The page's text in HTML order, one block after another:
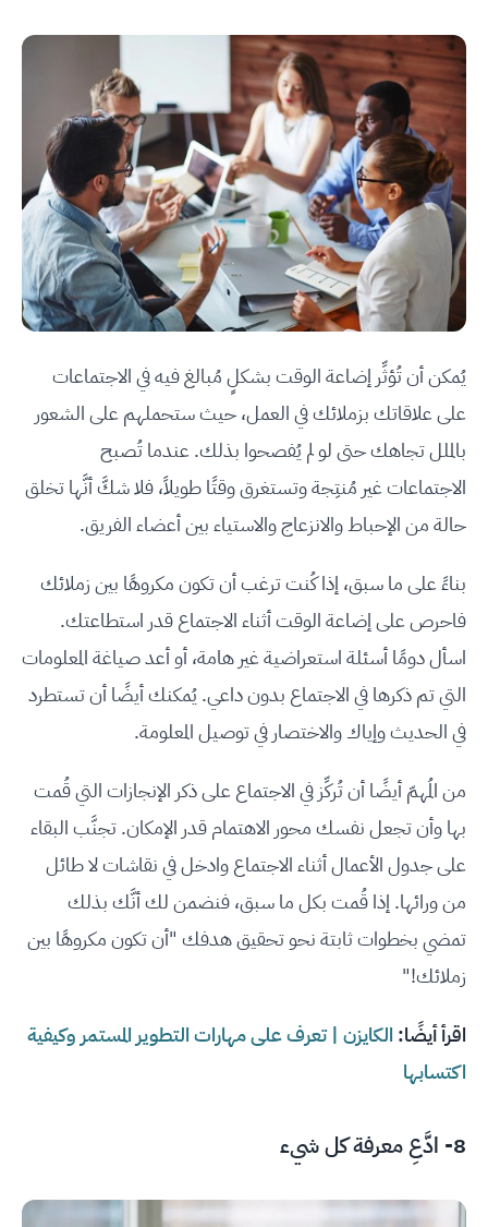
يُمكن أن تُؤثِّر إضاعة الوقت بشكلٍ مُبالغ فيه في الاجتماعات
على علاقاتك بزملائك في العمل، حيث ستحملهم على الشعور
بالملل تجاهك حتى لو لم يُفصحوا بذلك. عندما تُصبح
الاجتماعات غير مُنتِجة وتستغرق وقتًا طويلاً، فلا شكَّ أنَّها تخلق
حالة من الإحباط والانزعاج والاستياء بين أعضاء الفريق.
بناءً على ما سبق، إذا كُنت ترغب أن تكون مكروهًا بين زملائك
فاحرص على إضاعة الوقت أثناء الاجتماع قدر استطاعتك.
اسأل دومًا أسئلة استعراضية غير هامة، أو أعد صياغة المعلومات
التي تم ذكرها في الاجتماع بدون داعي. يُمكنك أيضًا أن تستطرد
في الحديث وإياك والاختصار في توصيل المعلومة.
من المُهمّ أيضًا أن تُركِّز في الاجتماع على ذكر الإنجازات التي قُمت
بها وأن تجعل نفسك محور الاهتمام قدر الإمكان. تجنَّب البقاء
على جدول الأعمال أثناء الاجتماع وادخل في نقاشات لا طائل
من ورائها. إذا قُمت بكل ما سبق، فنضمن لك أنَّك بذلك
تمضي بخطوات ثابتة نحو تحقيق هدفك "أن تكون مكروهًا بين
زملائك!"
اقرأ أيضًا: الكايزن | تعرف على مهارات التطوير المستمر وكيفية
اكتسابها
8- ادَّعِ معرفة كل شيء